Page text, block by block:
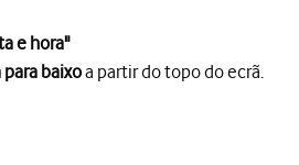
e hora"
baixoa partir do topo do ecrã.